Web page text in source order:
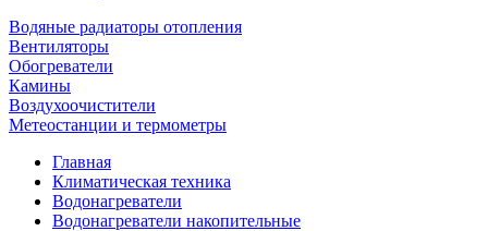
Водяные радиаторы отопления
Вентиляторы
Обогреватели
Камины
Воздухоочистители
Метеостанции и термометры
Главная
Климатическая техника
Водонагреватели
Водонагреватели накопительные